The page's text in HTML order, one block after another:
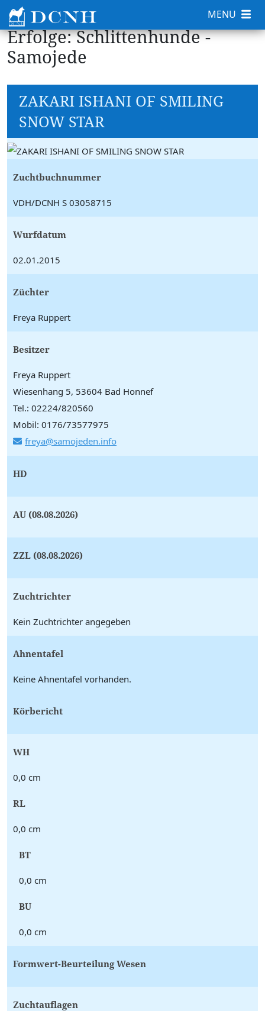
Erfolge: Schlittenhunde -
Samojede
ZAKARI ISHANI OF SMILING
SNOW STAR
Zuchtbuchnummer
VDH/DCNH S 03058715
Wurfdatum
02.01.2015
Züchter
Freya Ruppert
Besitzer
Freya Ruppert
Wiesenhang 5, 53604 Bad Honnef
Tel.: 02224/820560
Mobil: 0176/73577975
freya@samojeden.info
HD
AU (08.08.2026)
ZZL (08.08.2026)
Zuchtrichter
Kein Zuchtrichter angegeben
Ahnentafel
Keine Ahnentafel vorhanden.
Körbericht
WH
0,0 cm
RL
0,0 cm
BT
0,0 cm
BU
0,0 cm
Formwert-Beurteilung Wesen
Zuchtauflagen
MENU